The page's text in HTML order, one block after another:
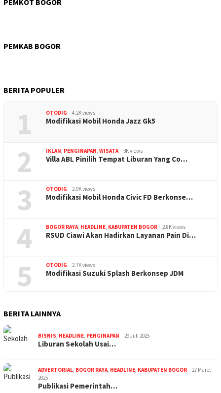
PEMKOT BOGOR
PEMKAB BOGOR
BERITA POPULER
1 OTODIG 4.2K views
Modifikasi Mobil Honda Jazz Gk5
2 IKLAN, PENGINAPAN, WISATA 3K views
Villa ABL Pinilih Tempat Liburan Yang Co…
3 OTODIG 2.9K views
Modifikasi Mobil Honda Civic FD Berkonse…
4 BOGOR RAYA, HEADLINE, KABUPATEN BOGOR 2.8K views
RSUD Ciawi Akan Hadirkan Layanan Pain Di…
5 OTODIG 2.7K views
Modifikasi Suzuki Splash Berkonsep JDM
BERITA LAINNYA
BISNIS, HEADLINE, PENGINAPAN 29 Juli 2025
Liburan Sekolah Usai…
ADVERTORIAL, BOGOR RAYA, HEADLINE, KABUPATEN BOGOR
27 Maret
2025
Publikasi Pemerintah…